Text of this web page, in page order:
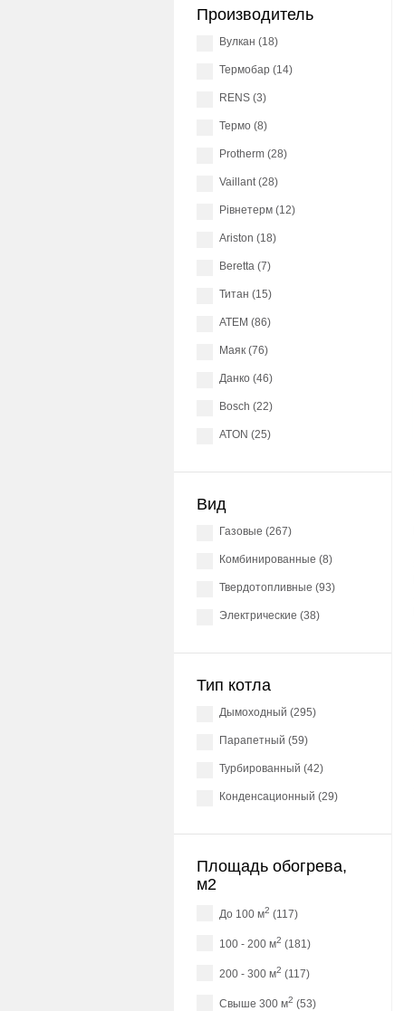
Производитель
Вулкан (18)
Термобар (14)
RENS (3)
Термо (8)
Protherm (28)
Vaillant (28)
Рівнетерм (12)
Ariston (18)
Beretta (7)
Титан (15)
АТЕМ (86)
Маяк (76)
Данко (46)
Bosch (22)
ATON (25)
Вид
газовые (267)
комбинированные (8)
твердотопливные (93)
электрические (38)
Тип котла
Дымоходный (295)
Парапетный (59)
Турбированный (42)
Конденсационный (29)
Площадь обогрева,
м2
до 100 м2 (117)
100 - 200 м2 (181)
200 - 300 м2 (117)
свыше 300 м2 (53)